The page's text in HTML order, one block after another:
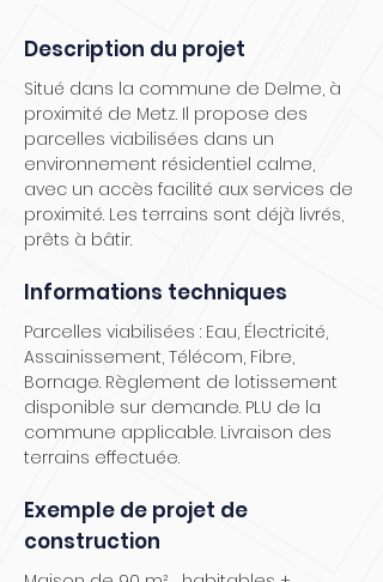
Description du projet
Situé dans la commune de Delme, à
proximité de Metz. Il propose des
parcelles viabilisées dans un
environnement résidentiel calme,
avec un accès facilité aux services de
proximité. Les terrains sont déjà livrés,
prêts à bâtir.
Informations techniques
Parcelles viabilisées : Eau, Électricité,
Assainissement, Télécom, Fibre,
Bornage. Règlement de lotissement
disponible sur demande. PLU de la
commune applicable. Livraison des
terrains effectuée.
Exemple de projet de
construction